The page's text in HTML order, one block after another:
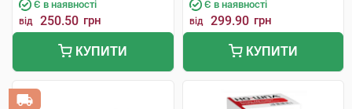
Є в наявності
від 250.50 грн
КУПИТИ
Є в наявності
від 299.90 грн
КУПИТИ